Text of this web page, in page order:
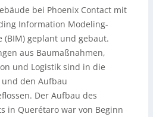
bei Phoenix Contact mit
Information Modeling-
(BIM) geplant und gebaut.
aus Baumaßnahmen,
und Logistik sind in die
und den Aufbau
Der Aufbau des
in Querétaro war von Beginn